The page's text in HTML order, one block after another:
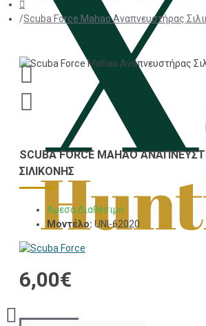
Scuba Force Mahao Αναπνευστήρας
SCUBA FORCE MAHAO
ΣΙΛΙΚΌΝΗΣ
Άμεσα Διαθέσιμο
Μοντέλο: UNI-62020
6,00€